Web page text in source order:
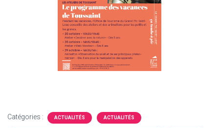
Catégories : ACTUALITÉS ACTUALITÉS